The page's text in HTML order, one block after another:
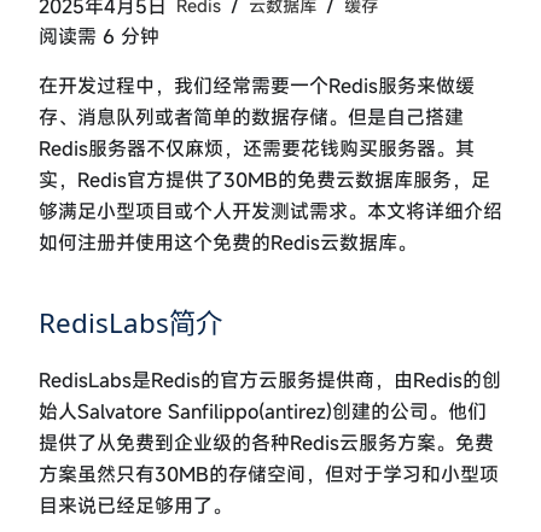
2025年4月5日 Redis / 云数据库 / 缓存
阅读需 6 分钟
在开发过程中，我们经常需要一个Redis服务来做缓
存、消息队列或者简单的数据存储。但是自己搭建
Redis服务器不仅麻烦，还需要花钱购买服务器。其
实，Redis官方提供了30MB的免费云数据库服务，足
够满足小型项目或个人开发测试需求。本文将详细介绍
如何注册并使用这个免费的Redis云数据库。
RedisLabs简介
RedisLabs是Redis的官方云服务提供商，由Redis的创
始人Salvatore Sanfilippo(antirez)创建的公司。他们
提供了从免费到企业级的各种Redis云服务方案。免费
方案虽然只有30MB的存储空间，但对于学习和小型项
目来说已经足够用了。